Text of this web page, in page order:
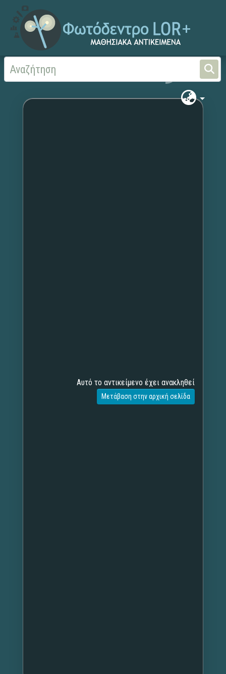
Αρχική Χωρίς τίτλο
Αυτό το αντικείμενο έχει ανακληθεί
Μετάβαση στην αρχική σελίδα